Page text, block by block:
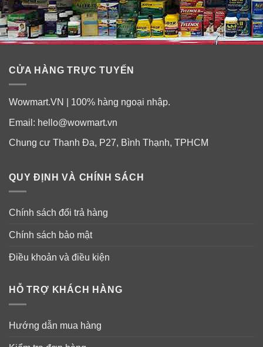
Berocca vị dâu, ngoài ra còn có vị cam và xoài.
Thành phần viên sủi tăng đề kháng
Berocca Performance Effervescent
Mỗi viên chứa:
CỬA HÀNG TRỰC TUYẾN
Wowmart.VN | 100% hàng ngoại nhập.
Email: hello@wowmart.vn
Chung cư Thanh Đa, P27, Bình Thạnh, TPHCM
QUY ĐỊNH VÀ CHÍNH SÁCH
Chính sách đổi trả hàng
Chính sách bảo mật
Điều khoản và điều kiện
HỖ TRỢ KHÁCH HÀNG
Hướng dẫn mua hàng